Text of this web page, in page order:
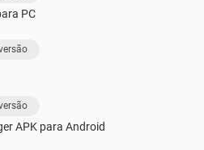
PC
APK para Android